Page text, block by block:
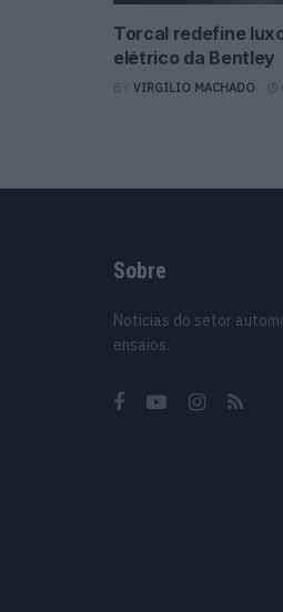
Torcal redefine
elétrico da Bentley
BY VIRGILIO MACHADO
Sobre
Noticias do setor
ensaios.